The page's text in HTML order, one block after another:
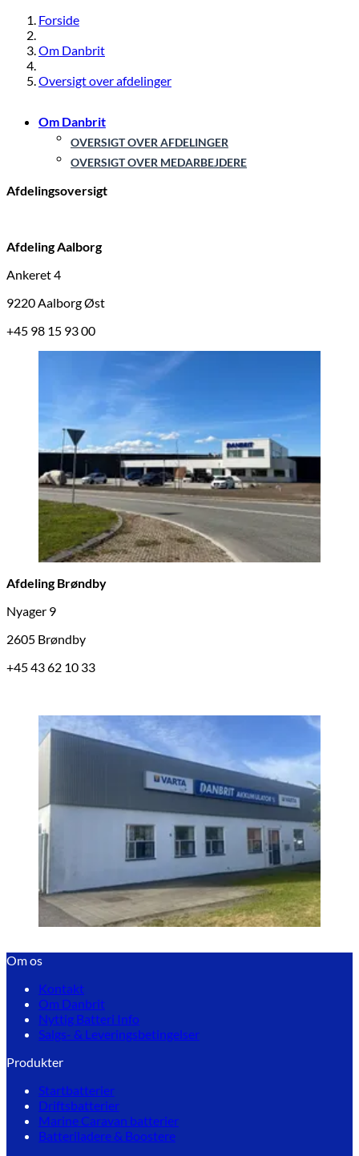
Forside
Om Danbrit
Oversigt over afdelinger
Om Danbrit
OVERSIGT OVER AFDELINGER
OVERSIGT OVER MEDARBEJDERE
Afdelingsoversigt
Afdeling Aalborg
Ankeret 4
9220 Aalborg Øst
+45 98 15 93 00
Afdeling Brøndby
Nyager 9
2605 Brøndby
+45 43 62 10 33
Om os
Kontakt
Om Danbrit
Nyttig Batteri Info
Salgs- & Leveringsbetingelser
Produkter
Startbatterier
Driftsbatterier
Marine Caravan batterier
Batteriladere & Boostere